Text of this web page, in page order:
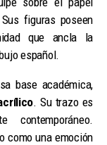
figuras poseen
que ancla la
español.
base académica,
. Su trazo es
contemporáneo.
como una emoción